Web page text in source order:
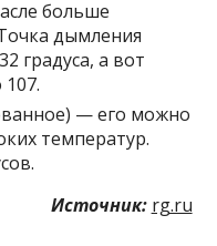
больше
дымления
градуса, а вот
— его можно
температур.
Источник: rg.ru